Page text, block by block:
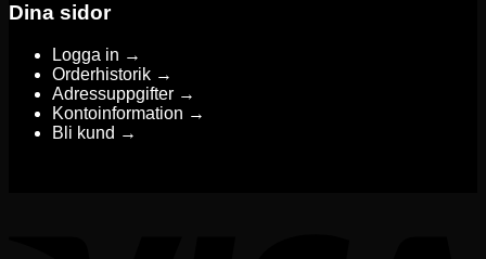
Dina sidor
Logga in →
Orderhistorik →
Adressuppgifter →
Kontoinformation →
Bli kund →